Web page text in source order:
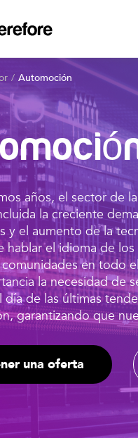
Automoción
años, el sector de
la creciente
y el aumento de la
hablar el idioma de
en todo
la necesidad de
día de las últimas
garantizando que
una oferta